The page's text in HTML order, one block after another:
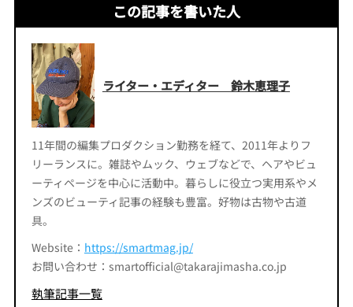
この記事を書いた人
ライター・エディター 鈴木恵理子
11年間の編集プロダクション勤務を経て、2011年よりフ
リーランスに。雑誌やムック、ウェブなどで、ヘアやビュ
ーティページを中心に活動中。暮らしに役立つ実用系やメ
ンズのビューティ記事の経験も豊富。好物は古物や古道
具。
Website： https://smartmag.jp/
お問い合わせ：smartofficial@takarajimasha.co.jp
執筆記事一覧